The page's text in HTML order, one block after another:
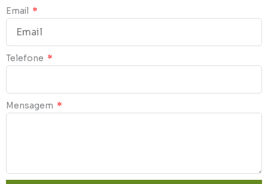
Email
Telefone
Mensagem